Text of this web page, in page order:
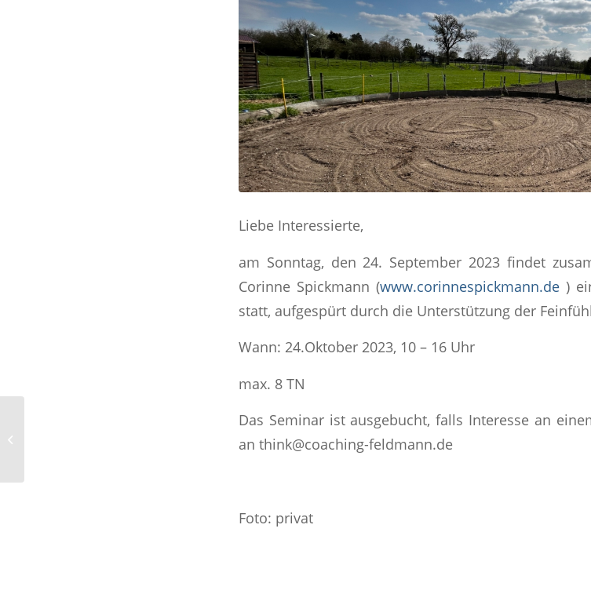
Liebe Interessierte,
am Sonntag, den 24. September 2023 findet
Corinne Spickmann (www.corinnespickmann.de)
statt, aufgespürt durch die Unterstützung der
Wann: 24.Oktober 2023, 10 – 16 Uhr
max. 8 TN
Das Seminar ist ausgebucht, falls Interesse an
an think@coaching-feldmann.de
Foto: privat